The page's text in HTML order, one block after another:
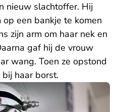
nieuw slachtoffer. Hij
een bankje te komen
zijn arm om haar nek en
gaf hij de vrouw
wang. Toen ze opstond
haar borst.